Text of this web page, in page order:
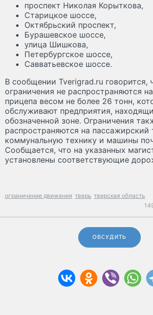
проспект Николая Корыткова,
Старицкое шоссе,
Октябрьский проспект,
Бурашевское шоссе,
улица Шишкова,
Петербургское шоссе,
Савватьевское шоссе.
В сообщении Tverigrad.ru говорится,
ограничения не распространяются
прицепа весом не более 26 тонн,
обслуживают предприятия,
обозначенной зоне. Ограничения
распространяются на пассажирский
коммунальную технику и машины
Сообщается, что на указанных
установлены соответствующие
ограничение движения тверь тверская область
ОБСУДИТЬ